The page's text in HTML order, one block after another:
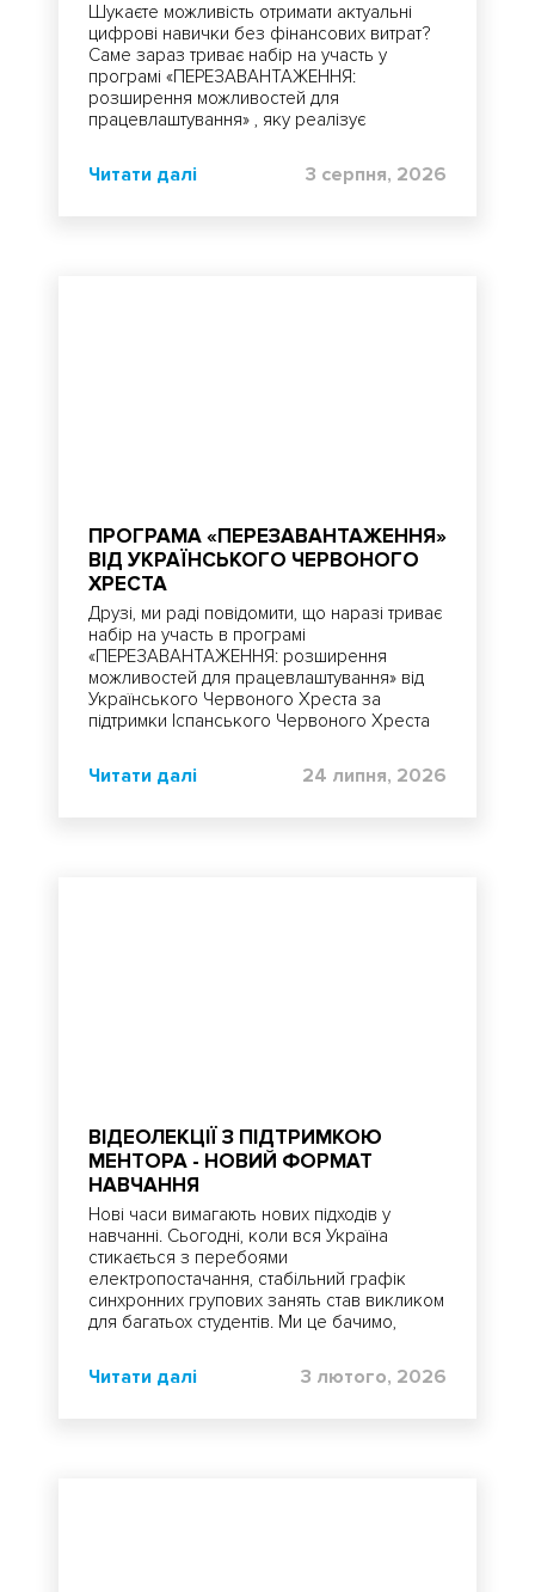
Шукаєте можливість отримати актуальні
цифрові навички без фінансових витрат?
Саме зараз триває набір на участь у
програмі «ПЕРЕЗАВАНТАЖЕННЯ:
розширення можливостей для
працевлаштування» , яку реалізує
Іспанського Червоного Хреста.
Читати далі 3 серпня, 2026
ПРОГРАМА «ПЕРЕЗАВАНТАЖЕННЯ»
ВІД УКРАЇНСЬКОГО ЧЕРВОНОГО
ХРЕСТА
Друзі, ми раді повідомити, що наразі триває
набір на участь в програмі
«ПЕРЕЗАВАНТАЖЕННЯ: розширення
можливостей для працевлаштування» від
Українського Червоного Хреста за
підтримки Іспанського Червоного Хреста
Читати далі 24 липня, 2026
ВІДЕОЛЕКЦІЇ З ПІДТРИМКОЮ
МЕНТОРА - НОВИЙ ФОРМАТ
НАВЧАННЯ
Нові часи вимагають нових підходів у
навчанні. Сьогодні, коли вся Україна
стикається з перебоями
електропостачання, стабільний графік
синхронних групових занять став викликом
для багатьох студентів. Ми це бачимо,
Читати далі 3 лютого, 2026